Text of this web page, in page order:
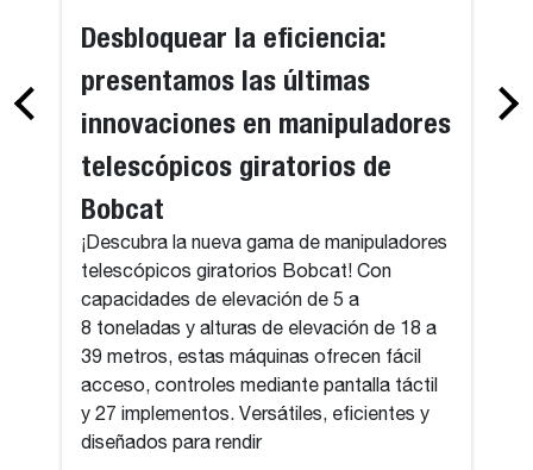
Desbloquear la eficiencia:
presentamos las últimas
innovaciones en manipuladores
telescópicos giratorios de
Bobcat
¡Descubra la nueva gama de manipuladores
telescópicos giratorios Bobcat! Con
capacidades de elevación de 5 a
8 toneladas y alturas de elevación de 18 a
39 metros, estas máquinas ofrecen fácil
acceso, controles mediante pantalla táctil
y 27 implementos. Versátiles, eficientes y
diseñados para rendir